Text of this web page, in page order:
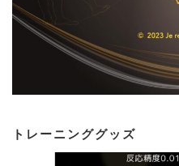
トレーニンググッズ